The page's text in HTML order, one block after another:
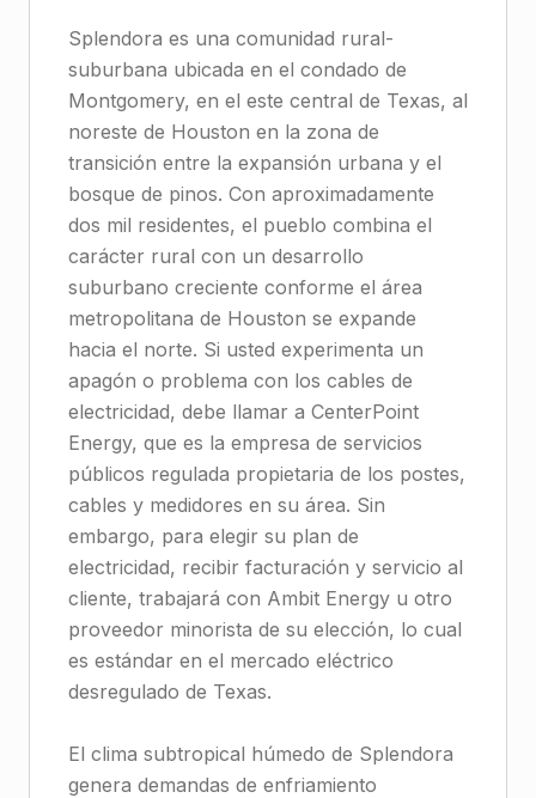
Splendora es una comunidad rural-
suburbana ubicada en el condado de
Montgomery, en el este central de Texas, al
noreste de Houston en la zona de
transición entre la expansión urbana y el
bosque de pinos. Con aproximadamente
dos mil residentes, el pueblo combina el
carácter rural con un desarrollo
suburbano creciente conforme el área
metropolitana de Houston se expande
hacia el norte. Si usted experimenta un
apagón o problema con los cables de
electricidad, debe llamar a CenterPoint
Energy, que es la empresa de servicios
públicos regulada propietaria de los postes,
cables y medidores en su área. Sin
embargo, para elegir su plan de
electricidad, recibir facturación y servicio al
cliente, trabajará con Ambit Energy u otro
proveedor minorista de su elección, lo cual
es estándar en el mercado eléctrico
desregulado de Texas.
El clima subtropical húmedo de Splendora
genera demandas de enfriamiento